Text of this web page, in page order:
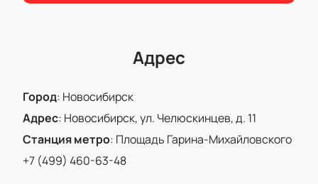
Адрес
Город: Новосибирск
Адрес: Новосибирск, ул. Челюскинцев, д. 11
Станция метро: Площадь Гарина-Михайловского
+7 (499) 460-63-48